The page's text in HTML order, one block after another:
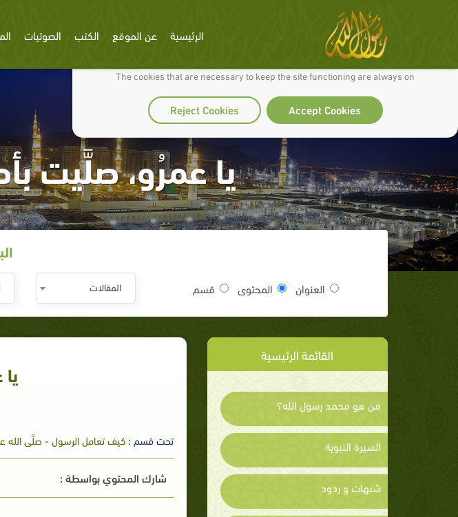
We use cookies to make our site work well for you and so we can continually improve it.
The cookies that are necessary to keep the site functioning are always on
Accept Cookies
Reject Cookies
الرئيسية عن الموقع الكتب الصوتيات
يا عمرُو، صلَّيت
العنوان المحتوى قسم المقالات
القائمة الرئيسية
من هو محمد رسول الله؟
السيرة النبوية
شبهات و ردود
تحت قسم :كيف تعامل الرسول - صلَّى الله
شارك المحتوي بواسطة :